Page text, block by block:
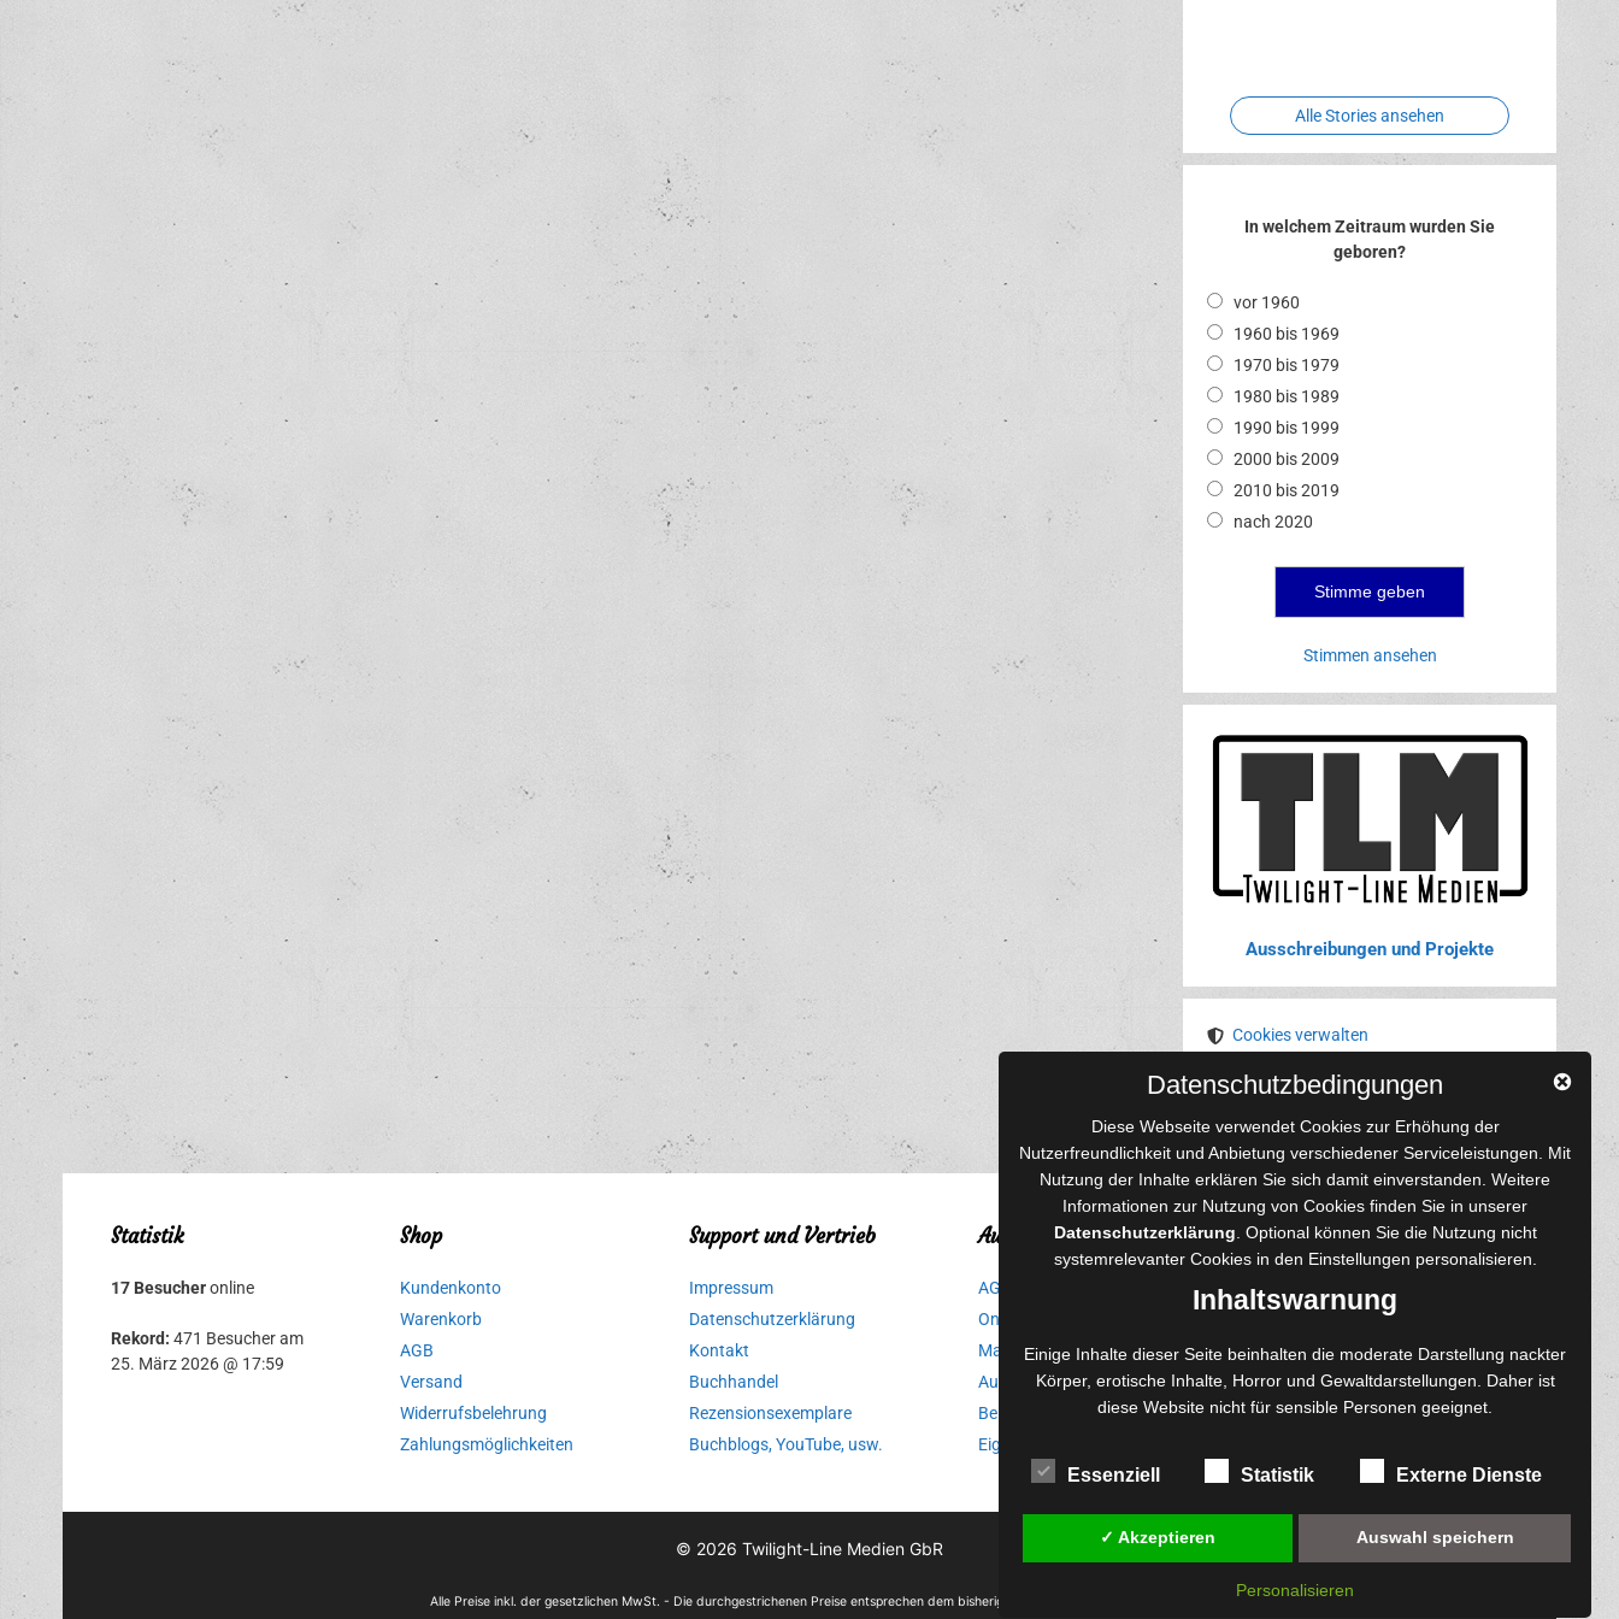
Alle Stories ansehen
In welchem Zeitraum wurden Sie
geboren?
vor 1960
1960 bis 1969
1970 bis 1979
1980 bis 1989
1990 bis 1999
2000 bis 2009
2010 bis 2019
nach 2020
Stimmen ansehen
Ausschreibungen und Projekte
Cookies verwalten
YouTube
Tumblr
Pinterest
Instagram
X RSS-Feed
Statistik
17 Besucheronline
Rekord: 471 Besucher am
25. März 2026 @ 17:59
Shop
Kundenkonto
Warenkorb
AGB
Versand
Widerrufsbelehrung
Zahlungsmöglichkeiten
Support und Vertrieb
Impressum
Datenschutzerklärung
Kontakt
Buchhandel
Rezensionsexemplare
Buchblogs, YouTube, usw.
Autorinnen und Autoren
AGB für Medienprojekte
Online-Artikel
Manuskripte einreichen
Ausschreibungen
Belegexemplare
Eigenbedarfsexemplare
Content-Design
Fotorestauration
Creative Artwork
Fotobearbeitung
MPS Fotografie
© 2026 Twilight-Line Medien GbR
Alle Preise inkl. der gesetzlichen MwSt. - Die durchgestrichenen Preise entsprechen dem bisherigen Preis in diesem Online-Shop.
Datenschutzbedingungen
Diese Webseite verwendet Cookies zur Erhöhung der
Nutzerfreundlichkeit und Anbietung verschiedener Serviceleistungen. Mit
Nutzung der Inhalte erklären Sie sich damit einverstanden. Weitere
Informationen zur Nutzung von Cookies finden Sie in unserer
Datenschutzerklärung . Optional können Sie die Nutzung nicht
systemrelevanter Cookies in den Einstellungen personalisieren.
Inhaltswarnung
Einige Inhalte dieser Seite beinhalten die moderate Darstellung nackter
Körper, erotische Inhalte, Horror und Gewaltdarstellungen. Daher ist
diese Website nicht für sensible Personen geeignet.
Essenziell Statistik Externe Dienste
✓ Akzeptieren Auswahl speichern
Personalisieren